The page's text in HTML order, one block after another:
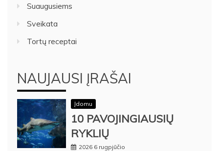
Suaugusiems
Sveikata
Tortų receptai
NAUJAUSI ĮRAŠAI
Įdomu
10 PAVOJINGIAUSIŲ
RYKLIŲ
2026 6 rugpjūčio